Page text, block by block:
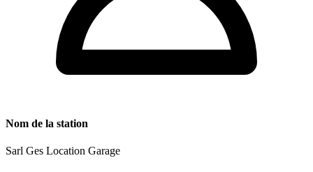
Nom de la station
Sarl Ges Location Garage